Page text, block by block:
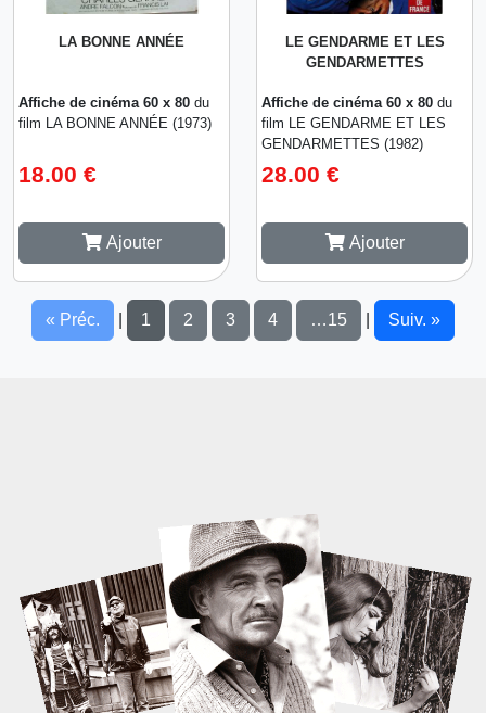
LA BONNE ANNÉE
Affiche de cinéma 60 x 80 du
film LA BONNE ANNÉE (1973)
18.00 €
Ajouter
LE GENDARME ET LES
GENDARMETTES
Affiche de cinéma 60 x 80 du
film LE GENDARME ET LES
GENDARMETTES (1982)
28.00 €
Ajouter
« Préc. 1 2 3 4 …15 Suiv. »